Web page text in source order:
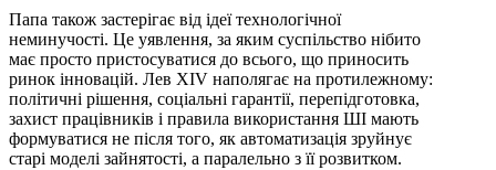
Папа також застерігає від ідеї технологічної
неминучості. Це уявлення, за яким суспільство нібито
має просто пристосуватися до всього, що приносить
ринок інновацій. Лев XIV наполягає на протилежному:
політичні рішення, соціальні гарантії, перепідготовка,
захист працівників і правила використання ШІ мають
формуватися не після того, як автоматизація зруйнує
старі моделі зайнятості, а паралельно з її розвитком.